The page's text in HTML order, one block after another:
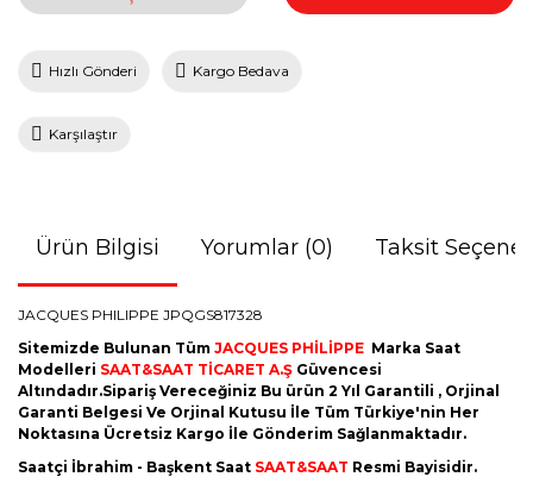
Hızlı Gönderi Kargo Bedava
Karşılaştır
Ürün Bilgisi Yorumlar (0) Taksit
JACQUES PHILIPPE JPQGS817328
Sitemizde Bulunan Tüm JACQUES PHİLİPPE Marka Saat
Modelleri SAAT&SAAT TİCARET A.Ş Güvencesi
Altındadır.Sipariş Vereceğiniz Bu ürün 2 Yıl Garantili , Orjinal
Garanti Belgesi Ve Orjinal Kutusu İle Tüm Türkiye'nin Her
Noktasına Ücretsiz Kargo İle Gönderim Sağlanmaktadır.
Saatçi İbrahim - Başkent Saat SAAT&SAAT Resmi Bayisidir.